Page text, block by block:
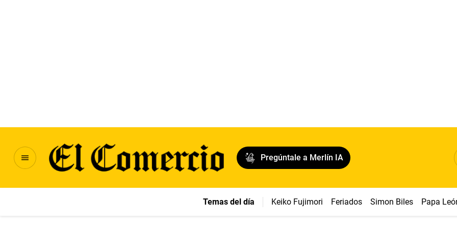
Pregúntale a Merlín IA
Temas del día Keiko Fujimori Feriados Simon Biles Papa